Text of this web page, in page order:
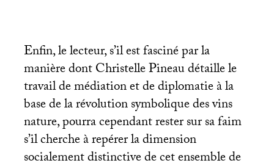
Enfin, le lecteur, s’il est fasciné par la
manière dont Christelle Pineau détaille le
travail de médiation et de diplomatie à la
base de la révolution symbolique des vins
nature, pourra cependant rester sur sa faim
s’il cherche à repérer la dimension